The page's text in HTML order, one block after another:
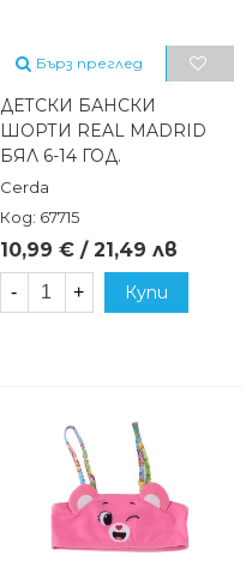
Бърз преглед
ДЕТСКИ БАНСКИ
ШОРТИ REAL MADRID
БЯЛ 6-14 ГОД.
Cerda
Код: 67715
10,99 € / 21,49 лв
- + Купи